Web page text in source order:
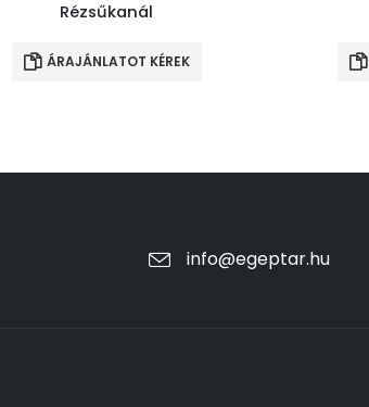
Rézsűkanál
ÁRAJÁNLATOT KÉREK
info@egeptar.hu